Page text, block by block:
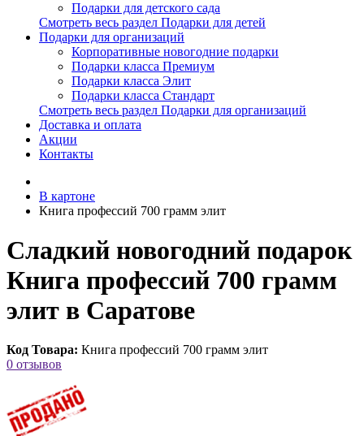
Подарки для детского сада
Смотреть весь раздел Подарки для детей
Подарки для организаций
Корпоративные новогодние подарки
Подарки класса Премиум
Подарки класса Элит
Подарки класса Стандарт
Смотреть весь раздел Подарки для организаций
Доставка и оплата
Акции
Контакты
В картоне
Книга профессий 700 грамм элит
Сладкий новогодний подарок
Книга профессий 700 грамм
элит в Саратове
Код Товара: Книга профессий 700 грамм элит
0 отзывов